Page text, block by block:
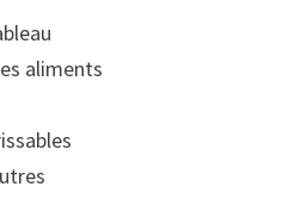
aliments